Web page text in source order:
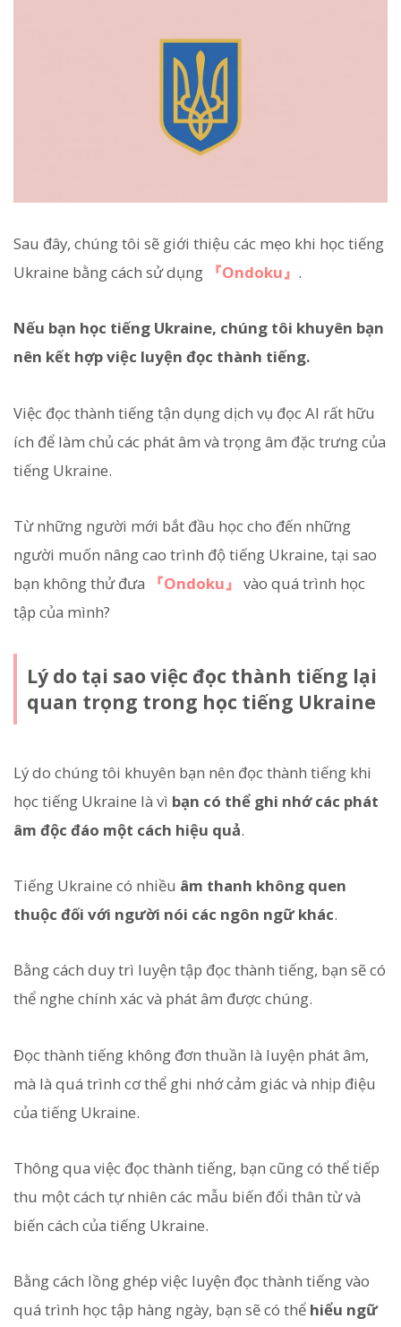
Sau đây, chúng tôi sẽ giới thiệu các mẹo khi học tiếng
Ukraine bằng cách sử dụng
『Ondoku』 .
Nếu bạn học tiếng Ukraine, chúng tôi khuyên bạn
nên kết hợp việc luyện đọc thành tiếng.
Việc đọc thành tiếng tận dụng dịch vụ đọc AI rất hữu
ích để làm chủ các phát âm và trọng âm đặc trưng của
tiếng Ukraine.
Từ những người mới bắt đầu học cho đến những
người muốn nâng cao trình độ tiếng Ukraine, tại sao
bạn không thử đưa
『Ondoku』 vào quá trình học
tập của mình?
Lý do tại sao việc đọc thành tiếng lại
quan trọng trong học tiếng Ukraine
Lý do chúng tôi khuyên bạn nên đọc thành tiếng khi
học tiếng Ukraine là vì bạn có thể ghi nhớ các phát
âm độc đáo một cách hiệu quả.
Tiếng Ukraine có nhiều âm thanh không quen
thuộc đối với người nói các ngôn ngữ khác.
Bằng cách duy trì luyện tập đọc thành tiếng, bạn sẽ có
thể nghe chính xác và phát âm được chúng.
Đọc thành tiếng không đơn thuần là luyện phát âm,
mà là quá trình cơ thể ghi nhớ cảm giác và nhịp điệu
của tiếng Ukraine.
Thông qua việc đọc thành tiếng, bạn cũng có thể tiếp
thu một cách tự nhiên các mẫu biến đổi thân từ và
biến cách của tiếng Ukraine.
Bằng cách lồng ghép việc luyện đọc thành tiếng vào
quá trình học tập hàng ngày, bạn sẽ có thể hiểu ngữ